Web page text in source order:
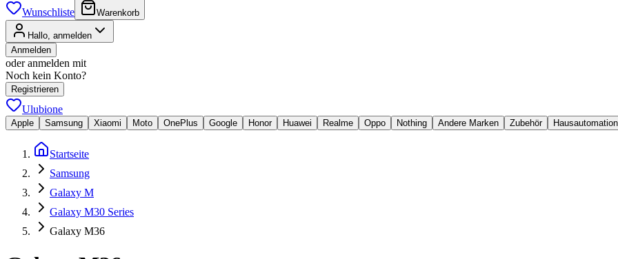
Wunschliste Warenkorb
Hallo, anmelden
Anmelden
oder anmelden mit
Noch kein Konto?
Registrieren
Ulubione
Apple Samsung Xiaomi Moto OnePlus Google Honor Huawei Realme Oppo Nothing Andere Marken Zubehör Hausautomation
Startseite
Samsung
Galaxy M
Galaxy M30 Series
Galaxy M36